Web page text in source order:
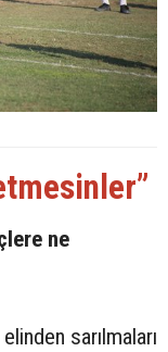
ne
sarılmaları